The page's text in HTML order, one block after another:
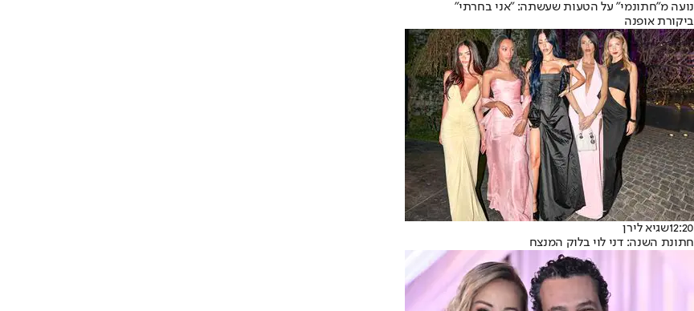
נועה מ"חתונמי" על הטעות שעשתה: "אני בחרתי"
ביקורת אופנה
12:20שגיא לירן
חתונת השנה: דני לוי בלוק המנצח